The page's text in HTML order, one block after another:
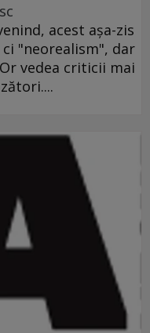
acest aşa-zis
ci "neorealism", dar
vedea criticii mai